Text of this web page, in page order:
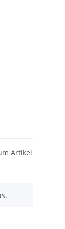
Artikel